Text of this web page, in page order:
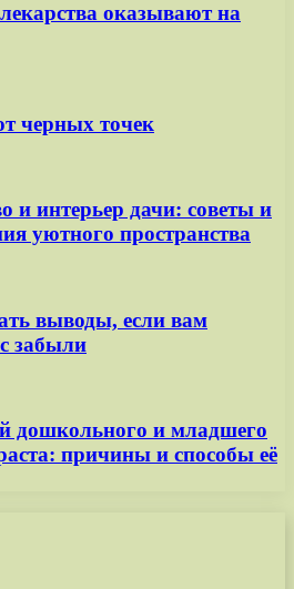
оказывают на
черных точек
и интерьер дачи: советы и
уютного пространства
выводы, если вам
забыли
дошкольного и младшего
причины и способы её